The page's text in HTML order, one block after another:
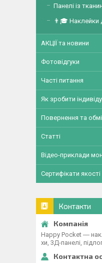
Панелі із
👨🎓 Наклейки
АКЦІЇ та новини
Фотовідгуки
Часті питання
Як зробити
Повернення та
Статті
Відео-приклади
Сертифікати якості
Контакти
Happy Pocket ―
хи, 3Д-панелі,